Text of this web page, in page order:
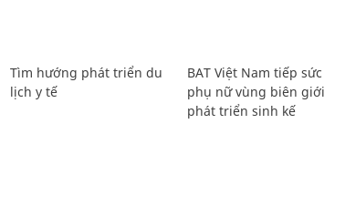
Tìm hướng phát triển du
lịch y tế
BAT Việt Nam tiếp sức
phụ nữ vùng biên giới
phát triển sinh kế